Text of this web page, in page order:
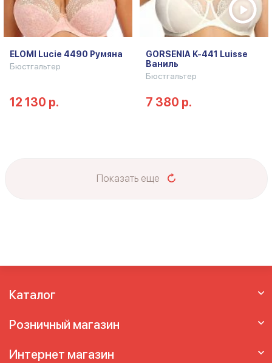
ELOMI Lucie 4490 Румяна
Бюстгальтер
12 130 р.
GORSENIA K-441 Luisse
Ваниль
Бюстгальтер
7 380 р.
Показать еще
Каталог
Розничный магазин
Интернет магазин